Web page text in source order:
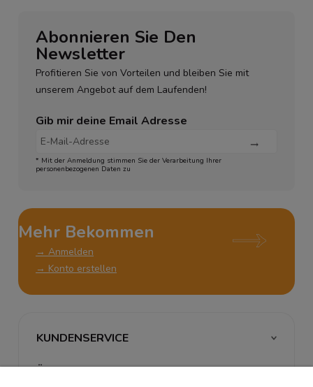
Abonnieren Sie Den
Newsletter
Profitieren Sie von Vorteilen und bleiben Sie mit
unserem Angebot auf dem Laufenden!
Gib mir deine Email Adresse
* Mit der Anmeldung stimmen Sie der Verarbeitung Ihrer
personenbezogenen Daten zu
Mehr Bekommen
→ Anmelden
→ Konto erstellen
KUNDENSERVICE
ÜBER UNS & RECHTLICHES